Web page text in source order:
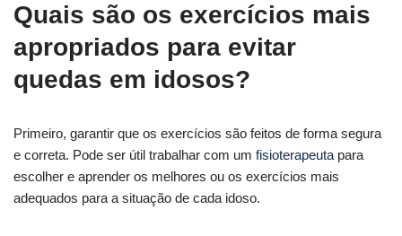
Quais são os exercícios mais
apropriados para evitar
quedas em idosos?
Primeiro, garantir que os exercícios são feitos de forma segura
e correta. Pode ser útil trabalhar com um fisioterapeuta para
escolher e aprender os melhores ou os exercícios mais
adequados para a situação de cada idoso.